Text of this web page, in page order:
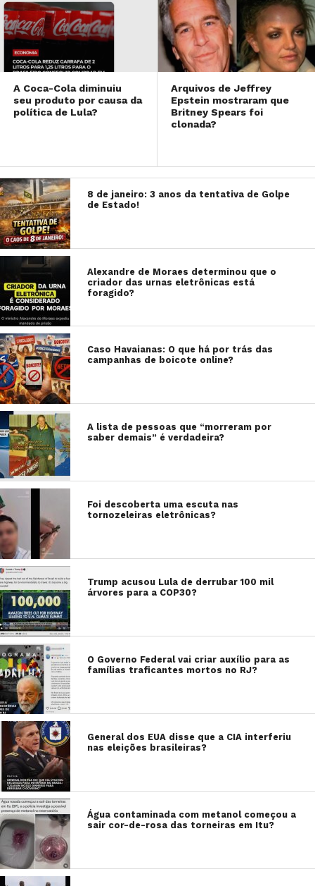
A Coca-Cola diminuiu
seu produto por causa da
política de Lula?
Arquivos de Jeffrey
Epstein mostraram que
Britney Spears foi
clonada?
8 de janeiro: 3 anos da tentativa de Golpe
de Estado!
Alexandre de Moraes determinou que o
criador das urnas eletrônicas está
foragido?
Caso Havaianas: O que há por trás das
campanhas de boicote online?
A lista de pessoas que “morreram por
saber demais” é verdadeira?
Foi descoberta uma escuta nas
tornozeleiras eletrônicas?
Trump acusou Lula de derrubar 100 mil
árvores para a COP30?
O Governo Federal vai criar auxílio para as
famílias traficantes mortos no RJ?
General dos EUA disse que a CIA interferiu
nas eleições brasileiras?
Água contaminada com metanol começou a
sair cor-de-rosa das torneiras em Itu?